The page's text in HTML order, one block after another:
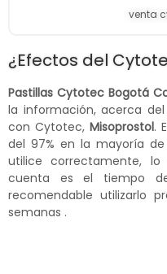
venta
¿Efectos del
Pastillas Cytotec Bogotá
la información, acerca
con Cytotec, Misoprostol.
del 97% en la mayoría
utilice correctamente,
cuenta es el tiempo
recomendable utilizarlo
semanas .